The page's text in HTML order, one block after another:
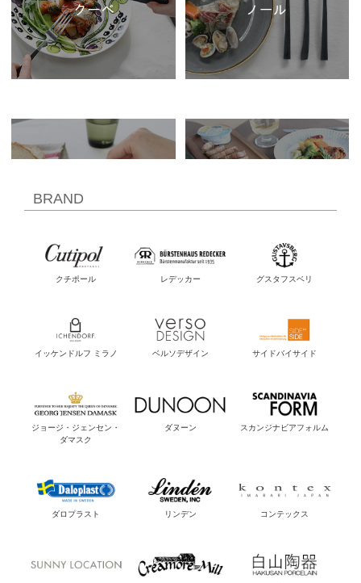
BRAND
クチポール レデッカー グスタフスベリ
イッケンドルフ ミラノ ベルソデザイン サイドバイサイド
ジョージ・ジェンセン・
ダマスク
ダヌーン スカンジナビアフォルム
ダロプラスト リンデン コンテックス